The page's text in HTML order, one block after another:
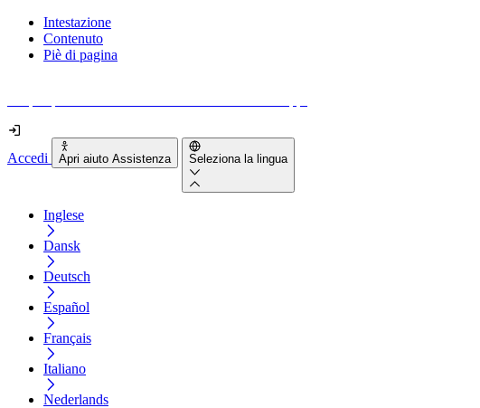
Intestazione
Contenuto
Piè di pagina
Accedi Apri aiuto Assistenza Seleziona la lingua
Inglese
Dansk
Deutsch
Español
Français
Italiano
Nederlands